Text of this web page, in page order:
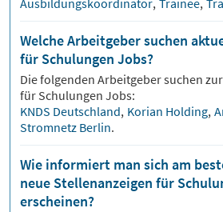
Ausbildungskoordinator, Trainee,
Welche Arbeitgeber suchen
für Schulungen Jobs?
Die folgenden Arbeitgeber suchen
für Schulungen Jobs:
KNDS Deutschland, Korian Holding,
Stromnetz Berlin.
Wie informiert man sich am
neue Stellenanzeigen für
erscheinen?